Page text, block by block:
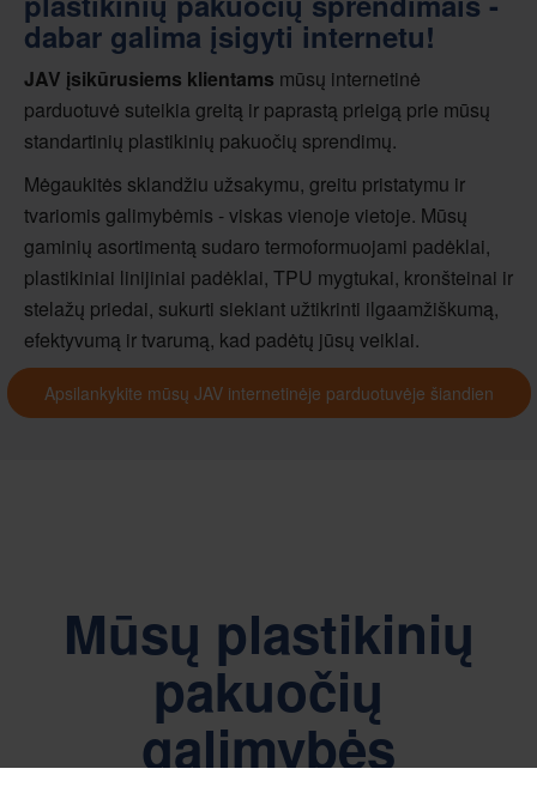
dabar galima įsigyti internetu!
JAV įsikūrusiems klientams mūsų internetinė
parduotuvė suteikia greitą ir paprastą prieigą prie mūsų
standartinių plastikinių pakuočių sprendimų.
Mėgaukitės sklandžiu užsakymu, greitu pristatymu ir
tvariomis galimybėmis - viskas vienoje vietoje. Mūsų
gaminių asortimentą sudaro termoformuojami padėklai,
plastikiniai linijiniai padėklai, TPU mygtukai, kronšteinai ir
stelažų priedai, sukurti siekiant užtikrinti ilgaamžiškumą,
efektyvumą ir tvarumą, kad padėtų jūsų veiklai.
Apsilankykite mūsų JAV internetinėje parduotuvėje šiandien
Mūsų plastikinių
pakuočių
galimybės